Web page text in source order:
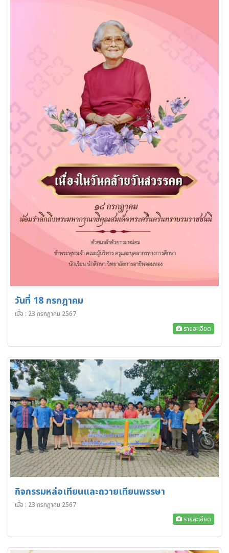
วันที่ 18 กรกฎาคม
เมื่อ : 23 กรกฎาคม 2567
รายละเอียด
กิจกรรมหล่อเทียนและถวายเทียนพรรษา
เมื่อ : 23 กรกฎาคม 2567
รายละเอียด